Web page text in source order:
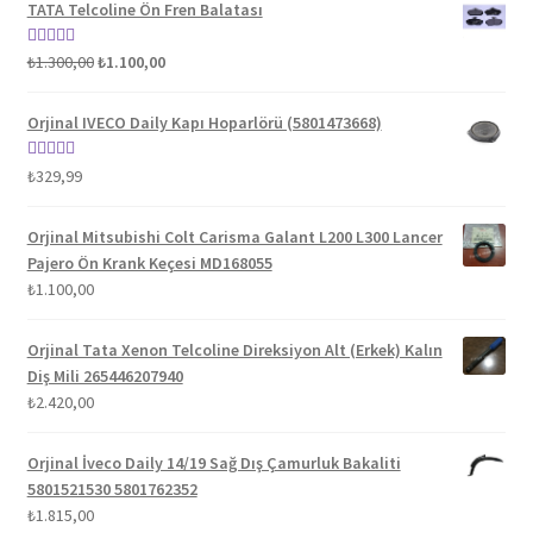
TATA Telcoline Ön Fren Balatası
5 üzerinden
₺1.300,00Orijinal
₺1.300,00.
₺1.100,00Şu
fiyat:
₺1.100,00.
Orjinal IVECO Daily Kapı Hoparlörü (5801473668)
5 üzerinden
₺329,99
Orjinal Mitsubishi Colt Carisma Galant L200 L300 Lancer
Pajero Ön Krank Keçesi MD168055
₺1.100,00
Orjinal Tata Xenon Telcoline Direksiyon Alt (Erkek) Kalın
Diş Mili 265446207940
₺2.420,00
Orjinal İveco Daily 14/19 Sağ Dış Çamurluk Bakaliti
5801521530 5801762352
₺1.815,00